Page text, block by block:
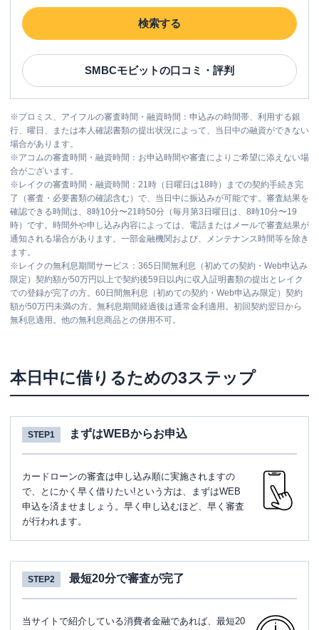
検索する
SMBCモビットの口コミ・評判
※プロミス、アイフルの審査時間・融資時間：申込みの時間帯、利用する銀
行、曜日、または本人確認書類の提出状況によって、当日中の融資ができない
場合があります。
※アコムの審査時間・融資時間：お申込時間や審査によりご希望に添えない場
合がございます。
※ レイクの審査時間・融資時間：21時（日曜日は18時）までの契約手続き完
了（審査・必要書類の確認含む）で、当日中に振込みが可能です。審査結果を
確認できる時間は、8時10分〜21時50分（毎月第3日曜日は、8時10分〜19
時）です。時間外や申し込み内容によっては、電話またはメールで審査結果が
通知される場合があります。一部金融機関および、メンテナンス時間等を除き
ます。
※ レイクの無利息期間サービス：365日間無利息（初めての契約・Web申込み
限定）契約額が50万円以上で契約後59日以内に収入証明書類の提出とレイク
での登録が完了の方。60日間無利息（初めての契約・Web申込み限定）契約
額が50万円未満の方。無利息期間経過後は通常金利適用。初回契約翌日から
無利息適用。他の無利息商品との併用不可。
本日中に借りるための3ステップ
STEP1 まずはWEBからお申込
カードローンの審査は申し込み順に実施されますの
で、とにかく早く借りたい!という方は、まずはWEB
申込を済ませましょう。早く申し込むほど、早く審査
が行われます。
STEP2 最短20分で審査が完了
当サイトで紹介している消費者金融であれば、最短20